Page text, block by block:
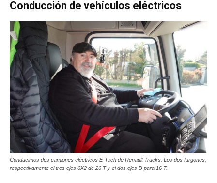
Conducción de vehículos eléctricos
Conducimos dos camiones eléctricos E-Tech de Renault Trucks. Los dos furgones,
respectivamente el tres ejes 6X2 de 26 T y el dos ejes D para 16 T.